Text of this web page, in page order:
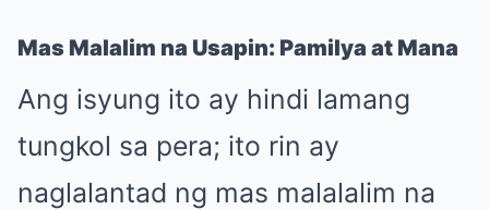
Mas Malalim na Usapin: Pamilya at Mana
Ang isyung ito ay hindi lamang
tungkol sa pera; ito rin ay
naglalantad ng mas malalalim na